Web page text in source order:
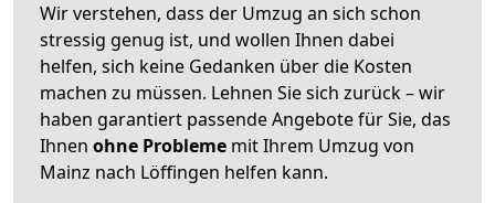
Wir verstehen, dass der Umzug an sich schon
stressig genug ist, und wollen Ihnen dabei
helfen, sich keine Gedanken über die Kosten
machen zu müssen. Lehnen Sie sich zurück – wir
haben garantiert passende Angebote für Sie, das
Ihnen ohne Probleme mit Ihrem Umzug von
Mainz nach Löffingen helfen kann.